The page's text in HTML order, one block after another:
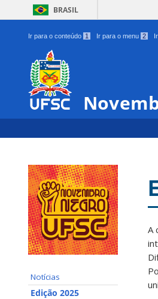
BRASIL
Ir para o conteúdo 1 Ir para o menu 2
Notícias
Edição 2025
A